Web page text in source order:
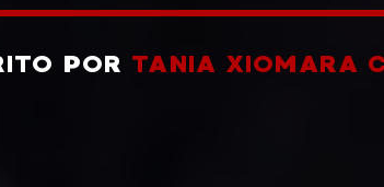
POR TANIA XIOMARA